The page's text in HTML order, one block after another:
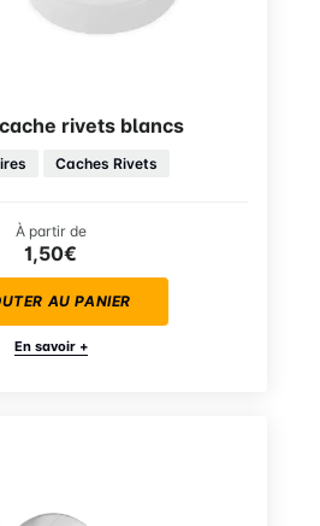
rivets blancs
Caches Rivets
À partir de
1,50€
AU PANIER
En savoir +